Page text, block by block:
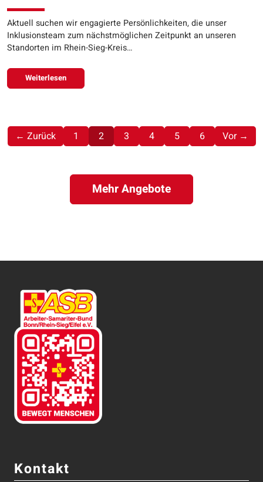
Aktuell suchen wir engagierte Persönlichkeiten, die unser
Inklusionsteam zum nächstmöglichen Zeitpunkt an unseren
Standorten im Rhein-Sieg-Kreis…
Weiterlesen
← Zurück 1 2(aktuell)
3 4 5 6 Vor →
Mehr Angebote
Kontakt